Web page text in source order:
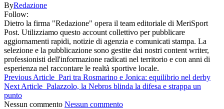
ByRedazione
Follow:
Dietro la firma "Redazione" opera il team editoriale di MeriSport
Post. Utilizziamo questo account collettivo per pubblicare
aggiornamenti rapidi, notizie di agenzia e comunicati stampa. La
selezione e la pubblicazione sono gestite dai nostri content writer,
professionisti dell'informazione radicati nel territorio e con anni di
esperienza nel raccontare le realtà sportive locale.
Previous Article Pari tra Rosmarino e Jonica: equilibrio nel derby
Next Article Palazzolo, la Nebros blinda la difesa e strappa un
punto
Nessun commento Nessun commento